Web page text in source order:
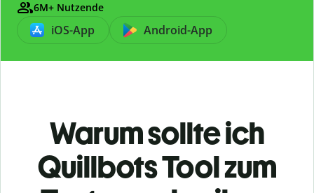
6M+ Nutzende
iOS-App Android-App
Warum sollte ich
Quillbots Tool zum